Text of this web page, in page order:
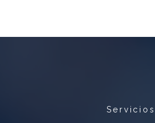
Servicios